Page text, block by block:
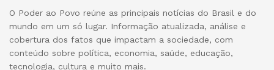
O Poder ao Povo reúne as principais notícias do Brasil e do
mundo em um só lugar. Informação atualizada, análise e
cobertura dos fatos que impactam a sociedade, com
conteúdo sobre política, economia, saúde, educação,
tecnologia, cultura e muito mais.